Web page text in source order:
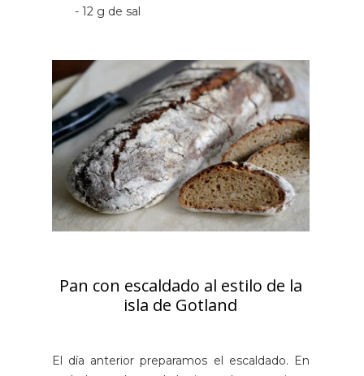
- 12 g de sal
Pan con escaldado al estilo de la
isla de Gotland
El día anterior preparamos el escaldado. En